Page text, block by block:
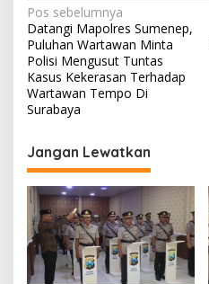
N
a
v
i
g
a
s
i
p
o
s
Pos sebelumnya
Datangi Mapolres Sumenep,
Puluhan Wartawan Minta
Polisi Mengusut Tuntas
Kasus Kekerasan Terhadap
Wartawan Tempo Di
Surabaya
Jangan Lewatkan